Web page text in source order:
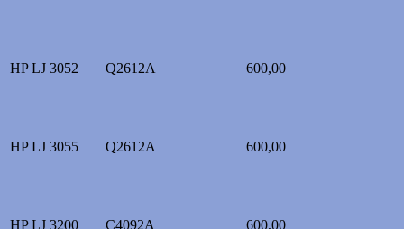
HP LJ 3052 Q2612A 600,00
HP LJ 3055 Q2612A 600,00
HP LJ 3200 C4092A 600,00